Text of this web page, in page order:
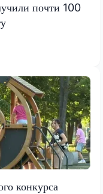
почти 100
конкурса